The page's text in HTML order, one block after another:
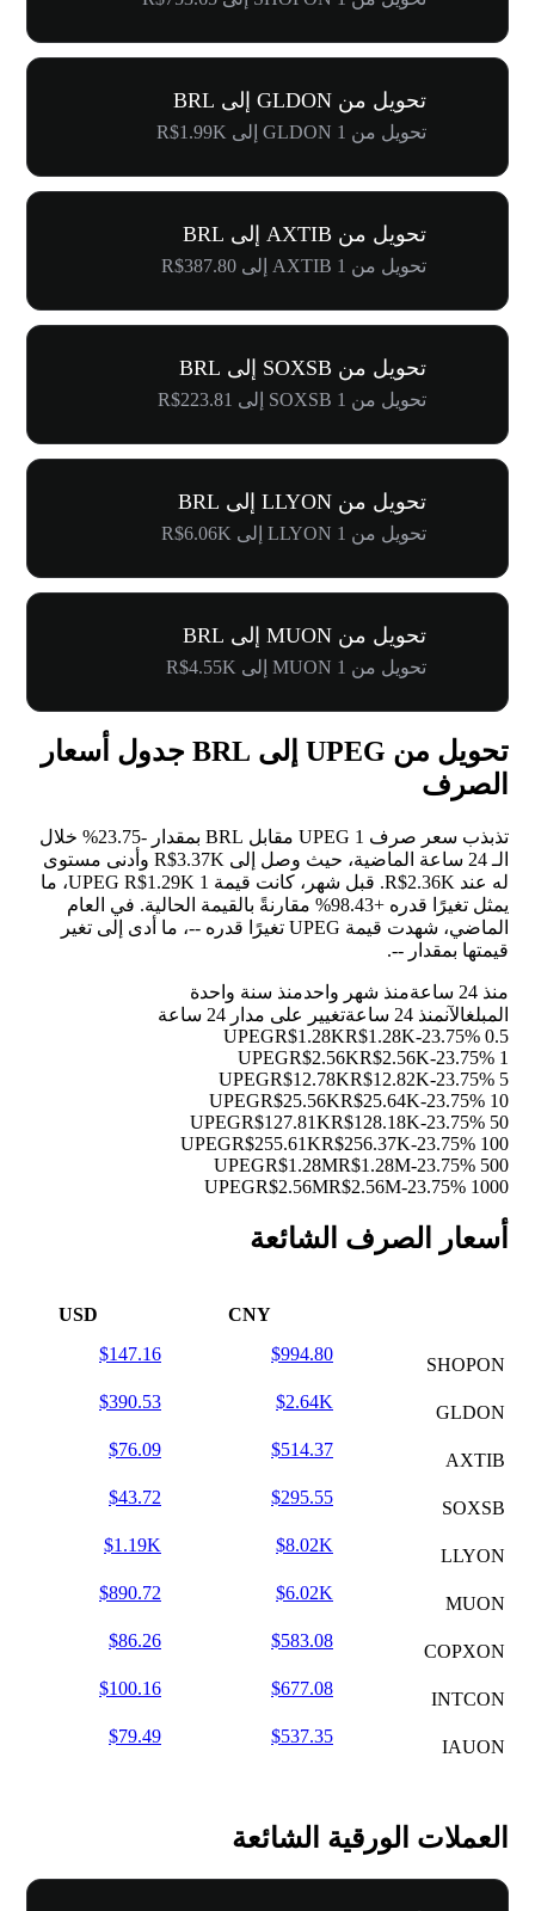
تحويل من GLDON إلى BRL
تحويل من 1 GLDON إلى R$1.99K
تحويل من AXTIB إلى BRL
تحويل من 1 AXTIB إلى R$387.80
تحويل من SOXSB إلى BRL
تحويل من 1 SOXSB إلى R$223.81
تحويل من LLYON إلى BRL
تحويل من 1 LLYON إلى R$6.06K
تحويل من MUON إلى BRL
تحويل من 1 MUON إلى R$4.55K
تحويل من UPEG إلى BRL جدول أسعار
الصرف
تذبذب سعر صرف 1 UPEG مقابل BRL بمقدار -23.75%
خلال
الـ 24 ساعة الماضية، حيث وصل إلى R$3.37K وأدنى مستوى
له عند R$2.36K. قبل شهر، كانت قيمة 1 UPEG R$1.29K، ما
يمثل تغيرًا قدره +98.43%
مقارنةً بالقيمة الحالية. في العام
الماضي، شهدت قيمة UPEG تغيرًا قدره
--، ما أدى إلى تغير
قيمتها بمقدار --
.
منذ 24 ساعة منذ شهر واحدمنذ سنة واحدة
المبلغالآنمنذ 24 ساعة
تغيير على مدار 24 ساعة
0.5 UPEG
R$1.28KR$1.28K-23.75%
1 UPEG
R$2.56KR$2.56K-23.75%
5 UPEG
R$12.78KR$12.82K-23.75%
10 UPEG
R$25.56KR$25.64K-23.75%
50 UPEG
R$127.81KR$128.18K-23.75%
100 UPEG
R$255.61KR$256.37K-23.75%
500 UPEG
R$1.28MR$1.28M-23.75%
1000 UPEG
R$2.56MR$2.56M-23.75%
أسعار الصرف الشائعة
CNY
USD
SHOPON
$994.80
$147.16
GLDON
$2.64K
$390.53
AXTIB
$514.37
$76.09
SOXSB
$295.55
$43.72
LLYON
$8.02K
$1.19K
MUON
$6.02K
$890.72
COPXON
$583.08
$86.26
INTCON
$677.08
$100.16
IAUON
$537.35
$79.49
العملات الورقية الشائعة